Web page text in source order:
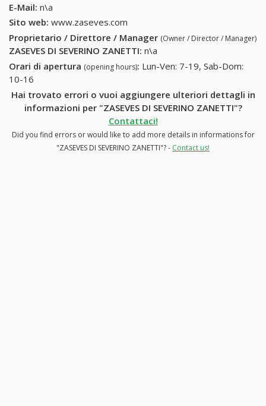
E-Mail: n\a
Sito web: www.zaseves.com
Proprietario / Direttore / Manager (Owner / Director / Manager)
ZASEVES DI SEVERINO ZANETTI: n\a
Orari di apertura (opening hours): Lun-Ven: 7-19, Sab-Dom:
10-16
Hai trovato errori o vuoi aggiungere ulteriori dettagli in
informazioni per "ZASEVES DI SEVERINO ZANETTI"?
Contattaci!
Did you find errors or would like to add more details in informations for
"ZASEVES DI SEVERINO ZANETTI"? - Contact us!